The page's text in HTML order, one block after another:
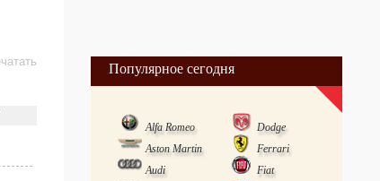
Популярное сегодня
Alfa Romeo
Dodge
Aston Martin
Ferrari
Audi
Fiat